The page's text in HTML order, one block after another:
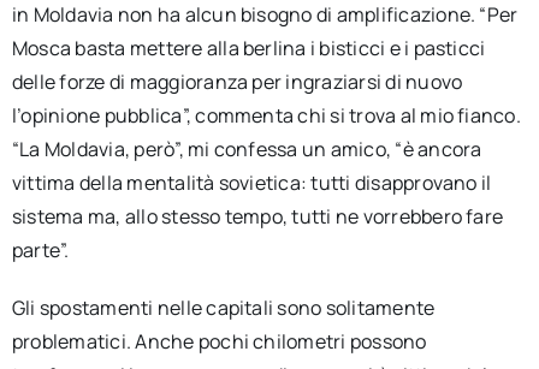
in Moldavia non ha alcun bisogno di amplificazione. “Per
Mosca basta mettere alla berlina i bisticci e i pasticci
delle forze di maggioranza per ingraziarsi di nuovo
l’opinione pubblica”, commenta chi si trova al mio fianco.
“La Moldavia, però”, mi confessa un amico, “è ancora
vittima della mentalità sovietica: tutti disapprovano il
sistema ma, allo stesso tempo, tutti ne vorrebbero fare
parte”.
Gli spostamenti nelle capitali sono solitamente
problematici. Anche pochi chilometri possono